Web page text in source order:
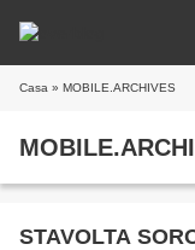
Casa » MOBILE.ARCHIVES
STAVOLTA